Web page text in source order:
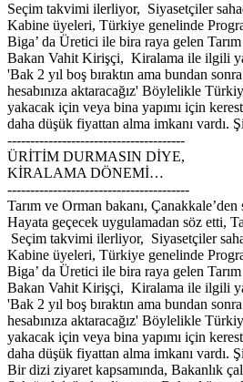
Seçim takvimi ilerliyor, Siyasetçiler
Kabine üyeleri, Türkiye genelinde
Biga’ da Üretici ile bira raya gelen
Bakan Vahit Kirişçi, Kiralama ile ilgili
'Bak 2 yıl boş bıraktın ama bundan
hesabınıza aktaracağız' Böylelikle
yakacak için veya bina yapımı için
daha düşük fiyattan alma imkanı vardı.
---------------------------------------
ÜRİTİM DURMASIN DİYE,
KİRALAMA DÖNEMİ…
----------------------------------------
Tarım ve Orman bakanı,
Hayata geçecek uygulamadan söz etti,
Seçim takvimi ilerliyor, Siyasetçiler
Kabine üyeleri, Türkiye genelinde
Biga’ da Üretici ile bira raya gelen
Bakan Vahit Kirişçi, Kiralama ile ilgili
'Bak 2 yıl boş bıraktın ama bundan
hesabınıza aktaracağız' Böylelikle
yakacak için veya bina yapımı için
daha düşük fiyattan alma imkanı vardı.
Bir dizi ziyaret kapsamında, Bakanlık